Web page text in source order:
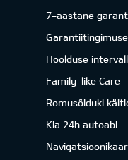
7-aastane
Hoolduse intervall
Family-like Care
Romusõiduki
Kia 24h autoabi